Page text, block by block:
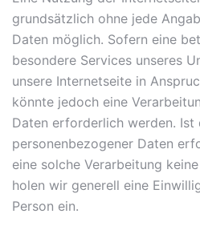
grundsätzlich ohne jede
Daten möglich. Sofern eine
besondere Services unseres
unsere Internetseite in
könnte jedoch eine
Daten erforderlich werden. Ist
personenbezogener Daten
eine solche Verarbeitung
holen wir generell eine
Person ein.